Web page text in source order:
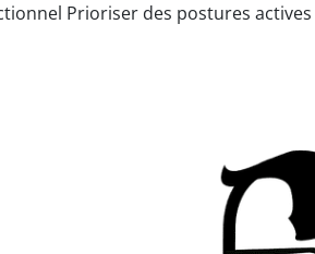
Prioriser des postures